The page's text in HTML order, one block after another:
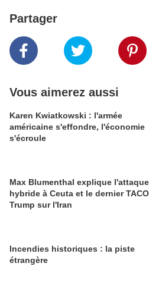
Partager
Vous aimerez aussi
Karen Kwiatkowski : l'armée
américaine s'effondre, l'économie
s'écroule
Max Blumenthal explique l'attaque
hybride à Ceuta et le dernier
Trump sur l'Iran
Incendies historiques : la piste
étrangère